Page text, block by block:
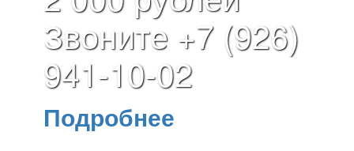
Звоните +7 (926)
941-10-02
Подробнее